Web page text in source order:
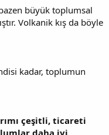
büyük toplumsal
Volkanik kış da böyle
kadar, toplumun
çeşitli, ticareti